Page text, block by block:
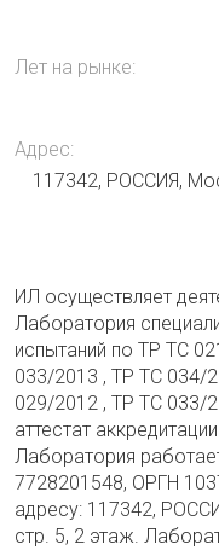
Лет на рынке:
Адрес:
117342, РОССИЯ,
ИЛ осуществляет
Лаборатория
испытаний по ТР ТС
033/2013 , ТР ТС 034/
029/2012 , ТР ТС 033/
аттестат
Лаборатория
7728201548, ОРГН
адресу: 117342,
стр. 5, 2 этаж.